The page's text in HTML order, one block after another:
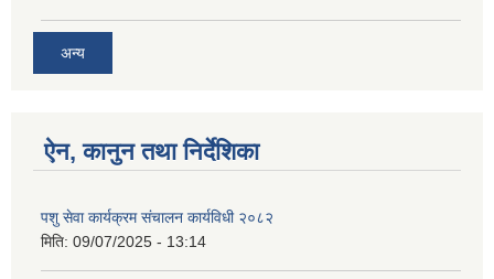
अन्य
ऐन, कानुन तथा निर्देशिका
पशु सेवा कार्यक्रम संचालन कार्यविधी २०८२
मिति: 09/07/2025 - 13:14